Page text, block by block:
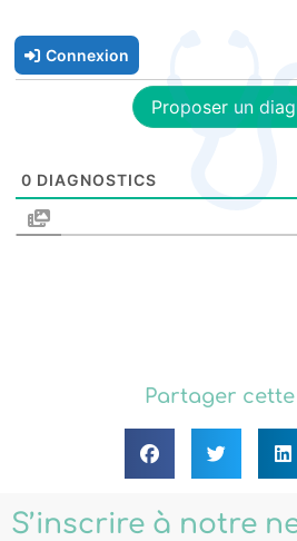
Connexion
Proposer un
0 DIAGNOSTICS
Partager
S’inscrire à notre